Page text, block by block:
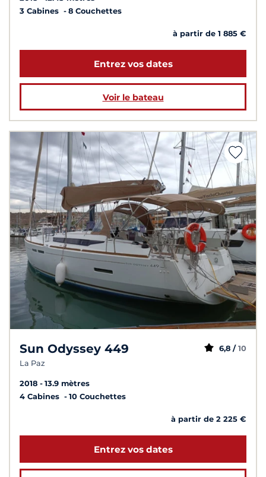
3 Cabines
8 Couchettes
à partir de 1 885 €
Entrez vos dates
Voir le bateau
Sun Odyssey 449
La Paz
6,8 / 10
2018
13.9 mètres
4 Cabines
10 Couchettes
à partir de 2 225 €
Entrez vos dates